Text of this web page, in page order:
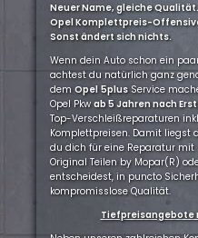
Neuer Name, gleiche
Opel Komplettpreis-
Sonst ändert sich nichts.
Wenn dein Auto schon ein
achtest du natürlich ganz
dem Opel 5plusService
Opel Pkwab 5 Jahren nach
Top-Verschleißreparaturen
Komplettpreisen. Damit liegst
du dich für eine Reparatur mit
Original Teilen by Mopar(R)
entscheidest, in puncto
kompromisslose Qualität.
Tiefpreisangebote